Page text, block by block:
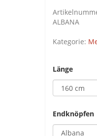
ALBANA
Kategorie:
Länge
Endknöpfen